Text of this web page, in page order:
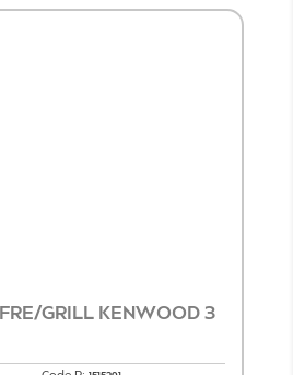
GRILL KENWOOD 3